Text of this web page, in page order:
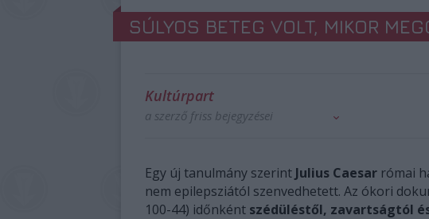
SÚLYOS BETEG VOLT, MIKOR
Kultúrpart
a szerző friss bejegyzései
Egy új tanulmány szerint Julius Caesar római
nem epilepsziától szenvedhetett. Az ókori
100-44) időnként szédüléstől, zavartságtól